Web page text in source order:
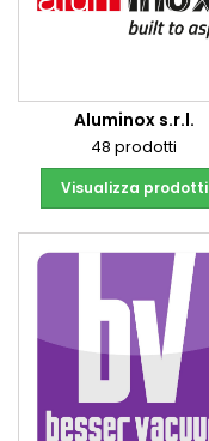
Aluminox s.r.l.
48 prodotti
Visualizza prodotti